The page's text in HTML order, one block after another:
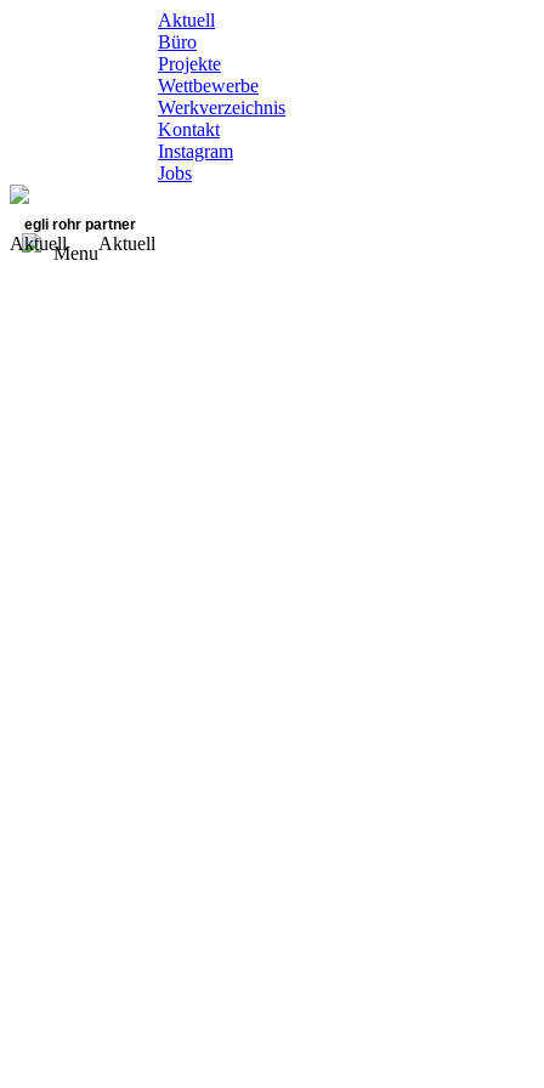
Aktuell
Büro
Projekte
Wettbewerbe
Werkverzeichnis
Kontakt
Instagram
Jobs
egli rohr partner
Menu
Aktuell Aktuell